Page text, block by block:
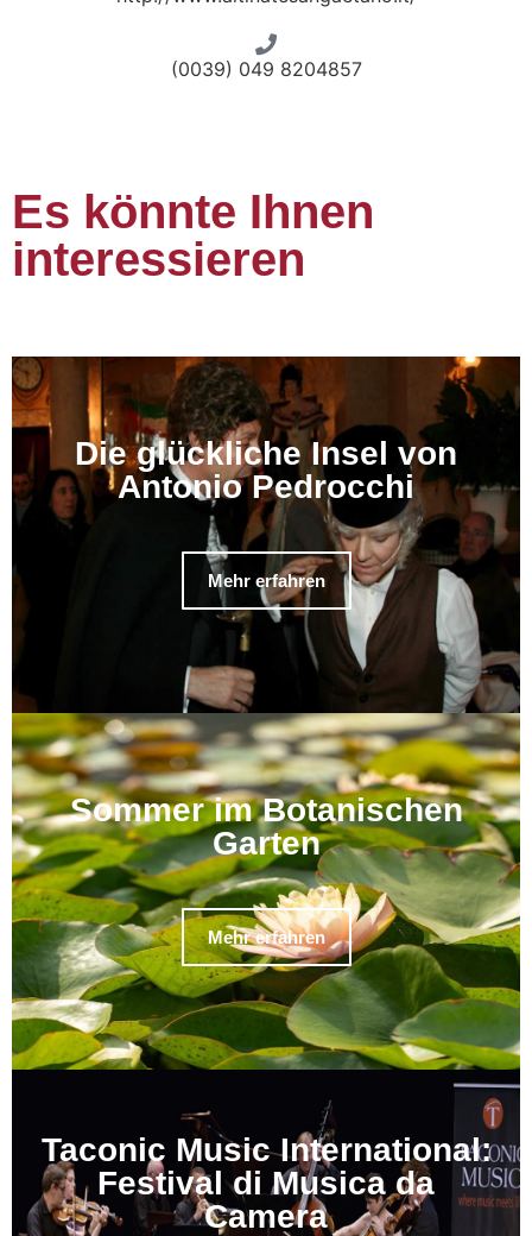
(0039) 049 8204857
Es könnte Ihnen
interessieren
Die glückliche Insel von
Antonio Pedrocchi
Mehr erfahren
Sommer im Botanischen
Garten
Mehr erfahren
Taconic Music International:
Festival di Musica da
Camera